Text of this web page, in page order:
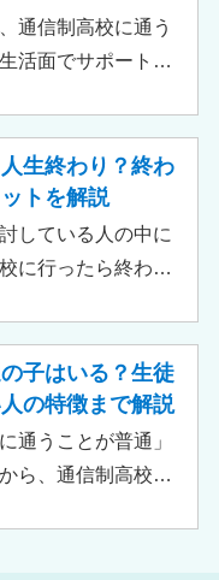
不利になることは
は、大学進学を想
つ学校もありま
通信制高校に通う
活面でサポートす
みでは高卒資格を
ただし、個別の学
カウンセラーによ
など手厚い支援が
事では、サポート
高校との違い、メ
トについて解説し
生終わり？終わ
トを解説
している人の中に
に行ったら終わ
ではないでしょう
と、通信制高校に
て「人生終了」で
ん。通信制高校で
子はいる？生徒
の特徴まで解説
通うことが普通」
ら、通信制高校へ